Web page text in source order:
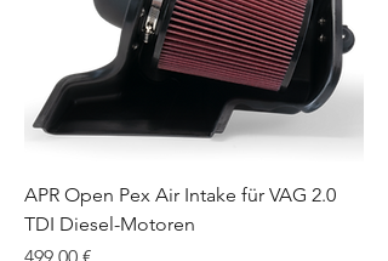
APR Open Pex Air Intake für VAG 2.0
TDI Diesel-Motoren
Preis